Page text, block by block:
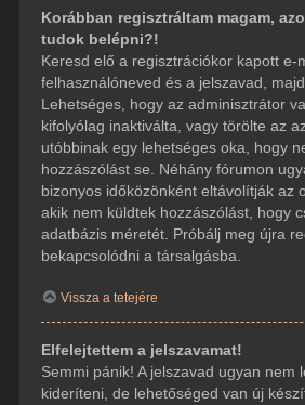
Korábban regisztráltam magam,
tudok belépni?!
Keresd elő a regisztrációkor kapott e-
felhasználóneved és a jelszavad,
Lehetséges, hogy az adminisztrátor
kifolyólag inaktiválta, vagy törölte az
utóbbinak egy lehetséges oka, hogy
hozzászólást se. Néhány fórumon
bizonyos időközönként eltávolítják az
akik nem küldtek hozzászólást, hogy
adatbázis méretét. Próbálj meg újra
bekapcsolódni a társalgásba.
Vissza a tetejére
Elfelejtettem a jelszavamat!
Semmi pánik! A jelszavad ugyan nem
kideríteni, de lehetőséged van új